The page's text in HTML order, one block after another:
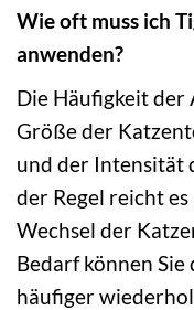
Wie oft muss ich
anwenden?
Die Häufigkeit der
Größe der
und der Intensität
der Regel reicht
Wechsel der
Bedarf können
häufiger